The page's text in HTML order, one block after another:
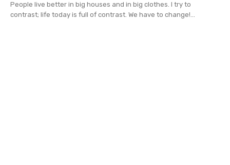
People live better in big houses and in big clothes. I try to
contrast; life today is full of contrast. We have to change!...